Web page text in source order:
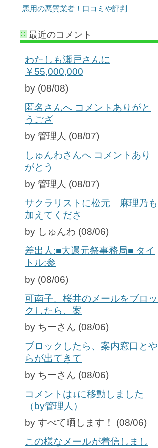
悪用の悪質業者！口コミや評判
最近のコメント
わたしも瀬戸さんに
￥55,000,000
by (08/08)
匿名さんへ コメントありがと
うござ
by 管理人 (08/07)
しゅんわさんへ コメントあり
がとう
by 管理人 (08/07)
サクラリストに松元 麻理乃も
加えてくださ
by しゅんわ (08/06)
差出人:■大還元祭事務局■ タイ
トル:参
by (08/06)
可南子、桜井のメールをブロッ
クしたら、案
by ちーさん (08/06)
ブロックしたら、案内窓口とや
らが出てきて
by ちーさん (08/06)
コメントは↓に移動しました
（by管理人）
by すべて晒します！ (08/06)
この様なメールが着信しまし